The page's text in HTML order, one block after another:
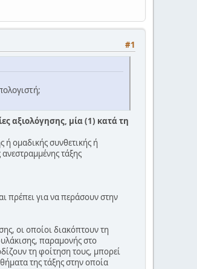
#1
αξιολόγησης, μία (1) κατά τη
ή ομαδικής συνθετικής ή
τάξης
πρέπει για να περάσουν στην
οι οποίοι διακόπτουν τη
παραμονής στο
τη φοίτηση τους, μπορεί
της τάξης στην οποία